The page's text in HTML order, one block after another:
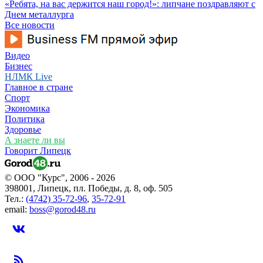
«Ребята, на вас держится наш город!»: липчане поздравляют с
Днем металлурга
Все новости
Видео
Бизнес
НЛМК Live
Главное в стране
Спорт
Экономика
Политика
Здоровье
А знаете ли вы
Говорит Липецк
© ООО "Курс", 2006 - 2026
398001, Липецк, пл. Победы, д. 8, оф. 505
Тел.: (4742) 35-72-96, 35-72-91
email: boss@gorod48.ru